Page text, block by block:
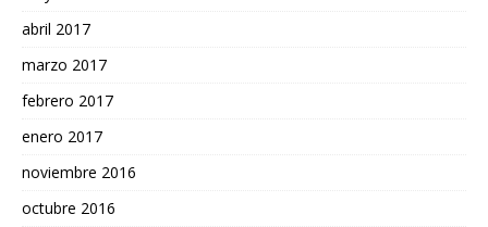
abril 2017
marzo 2017
febrero 2017
enero 2017
noviembre 2016
octubre 2016